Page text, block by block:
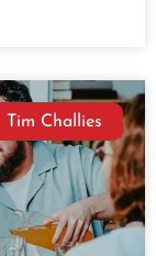
Tim Challies